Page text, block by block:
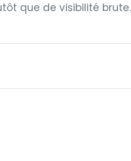
que de visibilité